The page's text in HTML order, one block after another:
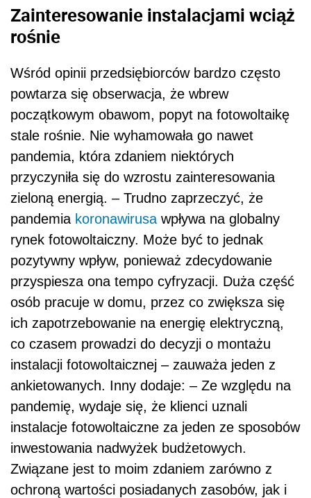
Zainteresowanie instalacjami wciąż
rośnie
Wśród opinii przedsiębiorców bardzo często
powtarza się obserwacja, że wbrew
początkowym obawom, popyt na fotowoltaikę
stale rośnie. Nie wyhamowała go nawet
pandemia, która zdaniem niektórych
przyczyniła się do wzrostu zainteresowania
zieloną energią. – Trudno zaprzeczyć, że
pandemia koronawirusa wpływa na globalny
rynek fotowoltaiczny. Może być to jednak
pozytywny wpływ, ponieważ zdecydowanie
przyspiesza ona tempo cyfryzacji. Duża część
osób pracuje w domu, przez co zwiększa się
ich zapotrzebowanie na energię elektryczną,
co czasem prowadzi do decyzji o montażu
instalacji fotowoltaicznej – zauważa jeden z
ankietowanych. Inny dodaje: – Ze względu na
pandemię, wydaje się, że klienci uznali
instalacje fotowoltaiczne za jeden ze sposobów
inwestowania nadwyżek budżetowych.
Związane jest to moim zdaniem zarówno z
ochroną wartości posiadanych zasobów, jak i